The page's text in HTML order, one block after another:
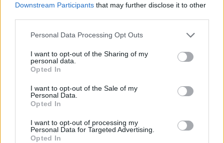
Downstream Participants that may further disclose it to other
Personal Data Processing Opt Outs
I want to opt-out of the Sharing of my
personal data.
Opted In
I want to opt-out of the Sale of my
Personal Data.
Opted In
I want to opt-out of processing my
Personal Data for Targeted Advertising.
Opted In
ΠΕΡΙΣΣΌΤΕΡΑ ΣΕ ΑΥΤΉ ΤΗΝ ΚΑΤΗΓΟΡΊΑ
Περιορίστηκαν οι
ακυρώσεις ασφαλιστικών
του Ε.Β.Ε.Π.